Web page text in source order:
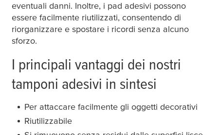
eventuali danni. Inoltre, i pad adesivi possono
essere facilmente riutilizzati, consentendo di
riorganizzare e spostare i ricordi senza alcuno
sforzo.
I principali vantaggi dei nostri
tamponi adesivi in sintesi
Per attaccare facilmente gli oggetti decorativi
Riutilizzabile